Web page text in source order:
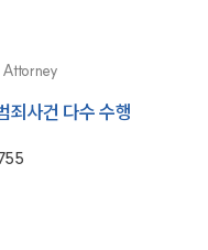
죄사건 다수 수행